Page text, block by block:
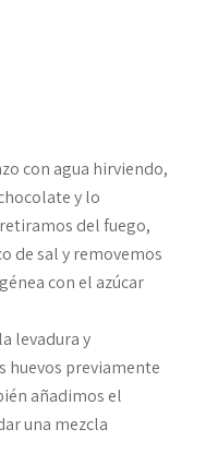
con agua hirviendo,
y lo
del fuego,
de sal y removemos
con el azúcar
levadura y
huevos previamente
añadimos el
una mezcla